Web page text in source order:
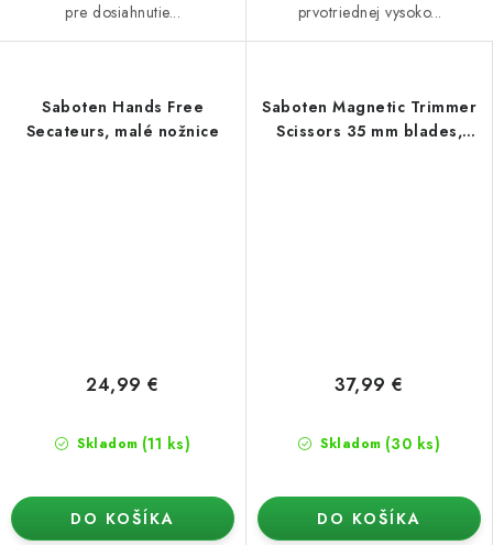
pre dosiahnutie...
prvotriednej vysoko...
Saboten Hands Free
Secateurs, malé nožnice
Skladom (11 ks)
24,99 €
DO KOŠÍKA
Saboten Magnetic Trimmer
Scissors 35 mm blades,
Skladom (30 ks)
37,99 €
DO KOŠÍKA